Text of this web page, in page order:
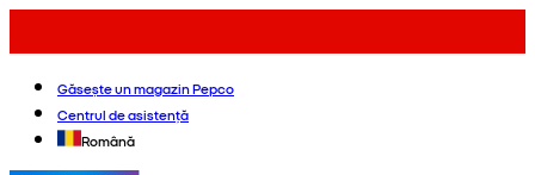
Găsește un magazin Pepco
Centrul de asistență
Română